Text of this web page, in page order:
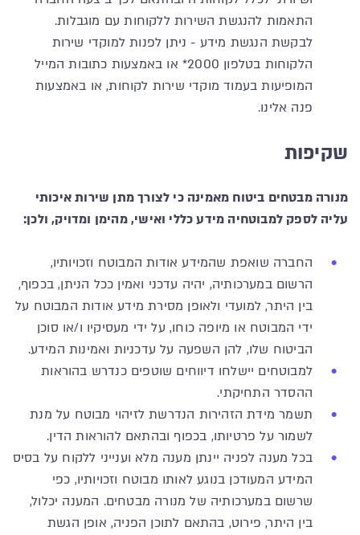
התאמות להנגשת השירות ללקוחות עם מוגבלות.
לבקשת הנגשת מידע - ניתן לפנות למוקדי שירות
הלקוחות בטלפון 2000* או באמצעות כתובות המייל
המופיעות בעמוד מוקדי שירות לקוחות, או באמצעות
פנה אלינו.
שקיפות
מנורה מבטחים ביטוח מאמינה כי לצורך מתן שירות איכותי
עליה לספק למבוטחיה מידע כללי ואישי, מהימן ומדויק, ולכן:
החברה שואפת שהמידע אודות המבוטח וזכויותיו,
הרשום במערכותיה, יהיה עדכני ואמין ככל הניתן, בכפוף,
בין היתר, למועדי ולאופן מסירת מידע אודות המבוטח על
ידי המבוטח או מיופה כוחו, על ידי מעסיקיו ו/או סוכן
הביטוח שלו, להן השפעה על עדכניות ואמינות המידע.
למבוטחים יישלחו דיווחים שוטפים כנדרש בהוראות
ההסדר התחיקתי.
תשמר מידת הזהירות הנדרשת לזיהוי מבוטח על מנת
לשמור על פרטיותו, בכפוף ובהתאם להוראות הדין.
בכל מענה לפניה יינתן מענה מלא וענייני ללקוח על בסיס
המידע המעודכן בנוגע לאותו מבוטח וזכויותיו, כפי
שרשום במערכותיה של מנורה מבטחים. המענה יכלול,
בין היתר, פירוט, בהתאם לתוכן הפניה, אופן הגשת